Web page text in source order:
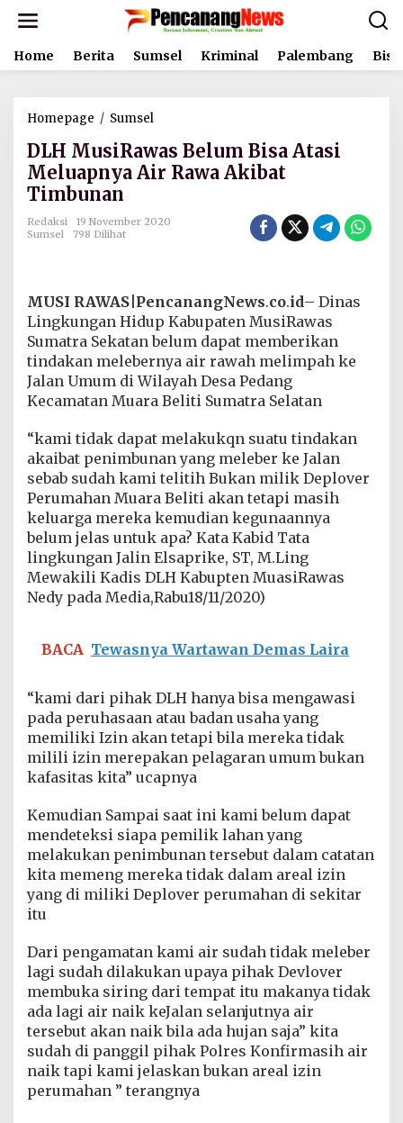
t
Home Berita Sumsel Kriminal Palembang
Homepage / Sumsel
H
M
u
i
s
e
l
u
m
i
a
A
t
s
i
M
e
l
u
a
y
i
r
R
a
w
a
k
i
b
a
t
T
b
u
n
a
n
DLH MusiRawas Belum Bisa Atasi
Meluapnya Air Rawa Akibat
Timbunan
Redaksi
19 November 2020
Sumsel
798 Dilihat
MUSI RAWAS|PencanangNews.co.id– Dinas
Lingkungan Hidup Kabupaten MusiRawas
Sumatra Sekatan belum dapat memberikan
tindakan melebernya air rawah melimpah ke
Jalan Umum di Wilayah Desa Pedang
Kecamatan Muara Beliti Sumatra Selatan
“kami tidak dapat melakukqn suatu tindakan
akaibat penimbunan yang meleber ke Jalan
sebab sudah kami telitih Bukan milik Deplover
Perumahan Muara Beliti akan tetapi masih
keluarga mereka kemudian kegunaannya
belum jelas untuk apa? Kata Kabid Tata
lingkungan Jalin Elsaprike, ST, M.Ling
Mewakili Kadis DLH Kabupten MuasiRawas
Nedy pada Media,Rabu18/11/2020)
BACA Tewasnya Wartawan Demas Laira
“kami dari pihak DLH hanya bisa mengawasi
pada peruhasaan atau badan usaha yang
memiliki Izin akan tetapi bila mereka tidak
milili izin merepakan pelagaran umum bukan
kafasitas kita” ucapnya
Kemudian Sampai saat ini kami belum dapat
mendeteksi siapa pemilik lahan yang
melakukan penimbunan tersebut dalam catatan
kita memeng mereka tidak dalam areal izin
yang di miliki Deplover perumahan di sekitar
itu
Dari pengamatan kami air sudah tidak meleber
lagi sudah dilakukan upaya pihak Devlover
membuka siring dari tempat itu makanya tidak
ada lagi air naik keJalan selanjutnya air
tersebut akan naik bila ada hujan saja” kita
sudah di panggil pihak Polres Konfirmasih air
naik tapi kami jelaskan bukan areal izin
perumahan ” terangnya